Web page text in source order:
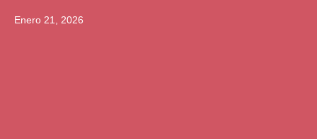
Enero 21, 2026